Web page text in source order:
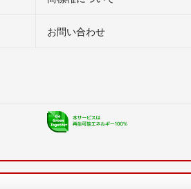
お問い合わせ